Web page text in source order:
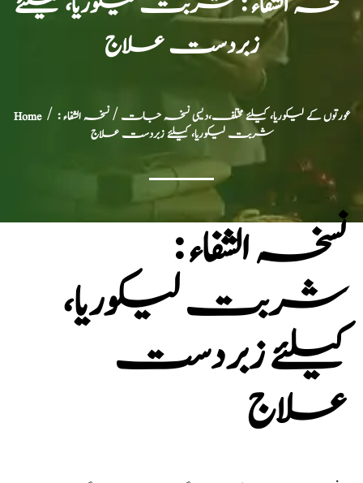
زبردست علاج
Home/ عورتوں کے لیکوریا، کیلئے مختلف،دیسی نسخہ جات / نسخہ الشفاء :
شربت لیکوریا، کیلئے زبردست علاج
نسخہ الشفاء :
شربت لیکوریا،
کیلئے زبردست
علاج